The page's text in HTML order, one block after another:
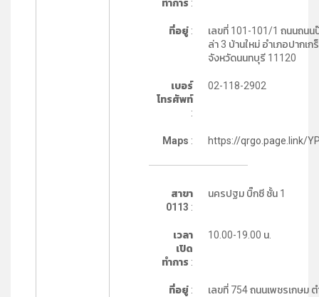
ทำการ :
ที่อยู่:
เลขที่ 101-101/1 ถนนถน
ล่า 3 บ้านใหม่ อำเภอปากเก
จังหวัดนนทบุรี 11120
เบอร์
โทรศัพท์
:
02-118-2902
Maps : https://qrgo.page.link/
สาขา
0113 :
นครปฐม บิ๊กซี ชั้น 1
เวลา
เปิด
ทำการ :
10.00-19.00 น.
ที่อยู่:
เลขที่ 754 ถนนเพชรเกษม